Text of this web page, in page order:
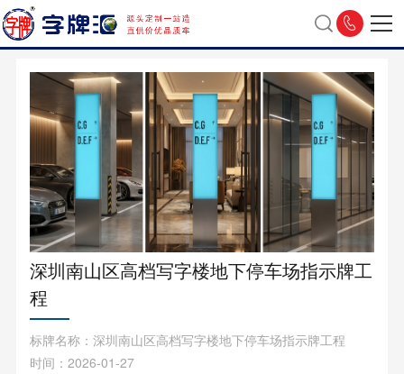
深圳南山区高档写字楼地下停车场指示牌工
程
标牌名称：深圳南山区高档写字楼地下停车场指示牌工程
时间：2026-01-27